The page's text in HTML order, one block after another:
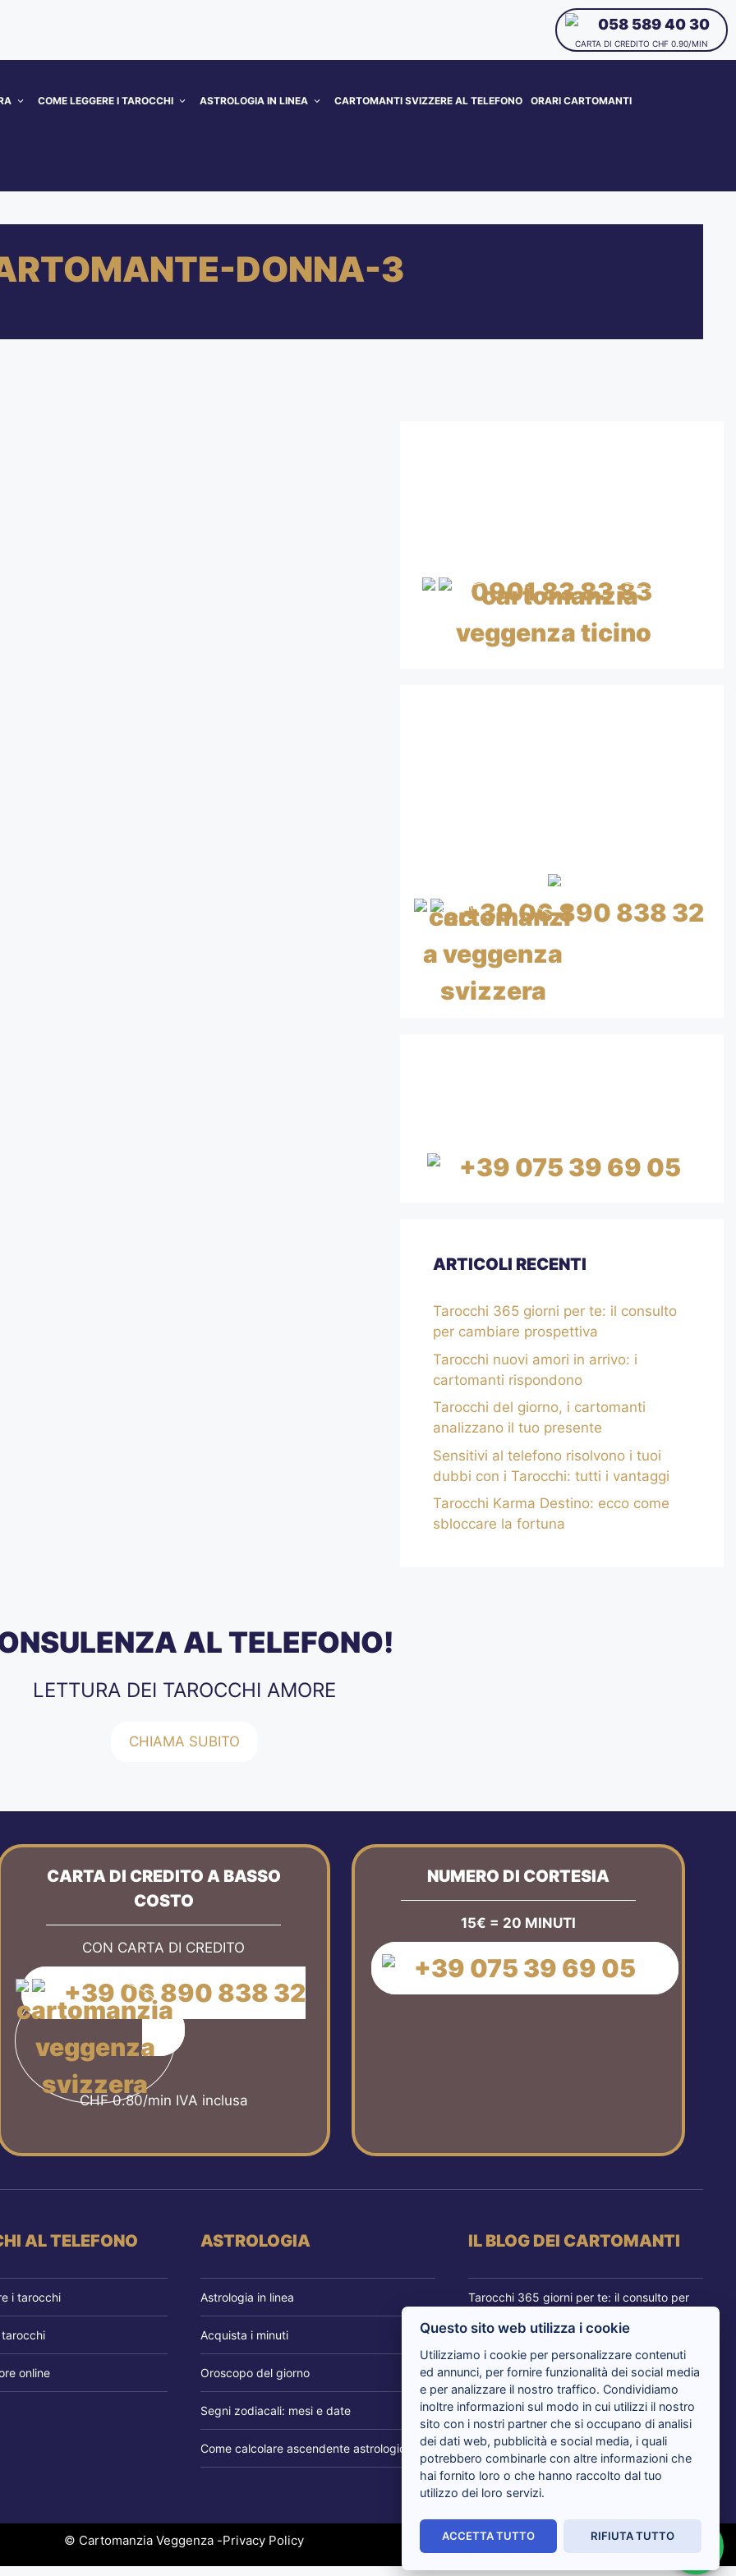
058 589 40 30
CARTA DI CREDITO CHF 0.90/MIN
COME LEGGERE I TAROCCHI ASTROLOGIA IN LINEA CARTOMANTI SVIZZERE AL TELEFONO ORARI CARTOMANTI
DONNA-3
0901 83 83 83
CHF 0.99/min IVA inclusa
+39 06 890 838 32
CHF 0.80/min IVA inclusa
+39 075 39 69 05
ARTICOLI RECENTI
Tarocchi 365 giorni per te: il consulto
per cambiare prospettiva
Tarocchi nuovi amori in arrivo: i
cartomanti rispondono
Tarocchi del giorno, i cartomanti
analizzano il tuo presente
Sensitivi al telefono risolvono i tuoi
dubbi con i Tarocchi: tutti i vantaggi
Tarocchi Karma Destino: ecco come
sbloccare la fortuna
AL TELEFONO!
LETTURA DEI TAROCCHI AMORE
CHIAMA SUBITO
CARTA DI CREDITO A BASSO
COSTO
CON CARTA DI CREDITO
+39 06 890 838 32
CHF 0.80/min IVA inclusa
NUMERO DI CORTESIA
15€ = 20 MINUTI
+39 075 39 69 05
AL TELEFONO
i tarocchi
online
ASTROLOGIA
Astrologia in linea
Acquista i minuti
Oroscopo del giorno
Segni zodiacali: mesi e date
Come calcolare ascendente astrologico
IL BLOG DEI CARTOMANTI
Tarocchi 365 giorni per te: il consulto per
Tarocchi nuovi amori in arrivo: i cartomanti
rispondono
Tarocchi del giorno, i cartomanti analizzano
il tuo presente
Sensitivi al telefono risolvono i tuoi dubbi
con i Tarocchi: tutti i vantaggi
© Cartomanzia Veggenza -Privacy Policy
Questo sito web utilizza i cookie
Utilizziamo i cookie per personalizzare contenuti
ed annunci, per fornire funzionalità dei social media
e per analizzare il nostro traffico. Condividiamo
inoltre informazioni sul modo in cui utilizzi il nostro
sito con i nostri partner che si occupano di analisi
dei dati web, pubblicità e social media, i quali
potrebbero combinarle con altre informazioni che
hai fornito loro o che hanno raccolto dal tuo
utilizzo dei loro servizi.
ACCETTA TUTTO RIFIUTA TUTTO